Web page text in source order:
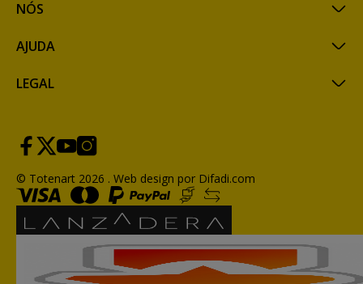
NÓS
AJUDA
LEGAL
© Totenart 2026 . Web design por Difadi.com